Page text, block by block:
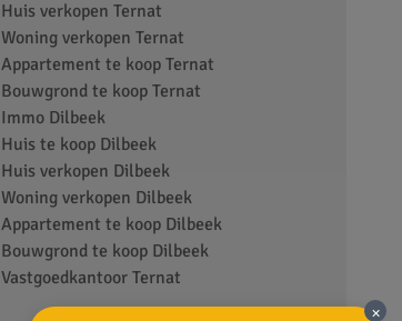
Huis verkopen Ternat
Woning verkopen Ternat
Appartement te koop Ternat
Bouwgrond te koop Ternat
Immo Dilbeek
Huis te koop Dilbeek
Huis verkopen Dilbeek
Woning verkopen Dilbeek
Appartement te koop Dilbeek
Bouwgrond te koop Dilbeek
Vastgoedkantoor Ternat